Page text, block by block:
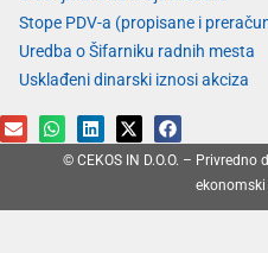
Stope PDV-a (propisane i
Uredba o Šifarniku radnih mesta
Usklađeni dinarski iznosi akciza
© CEKOS IN D.O.O. –